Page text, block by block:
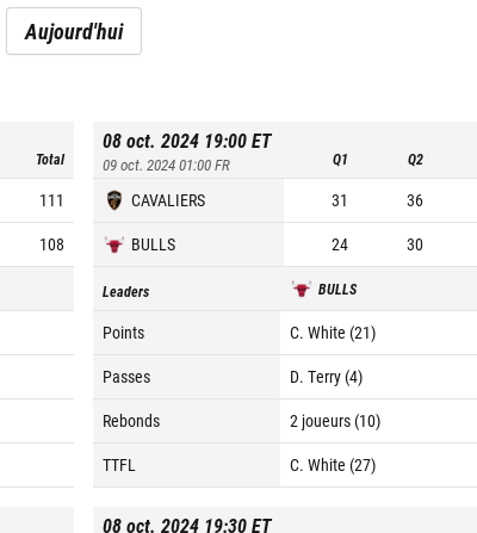
Aujourd'hui
Total
111
108
08 oct. 2024 19:00ET
09 oct. 2024 01:00FR Q1 Q2
CAVALIERS 31 36
BULLS
24 30
Leaders BULLS
Points C. White (21)
Passes
D. Terry (4)
Rebonds
2 joueurs (10)
TTFL
C. White (27)
08 oct. 2024 19:30ET